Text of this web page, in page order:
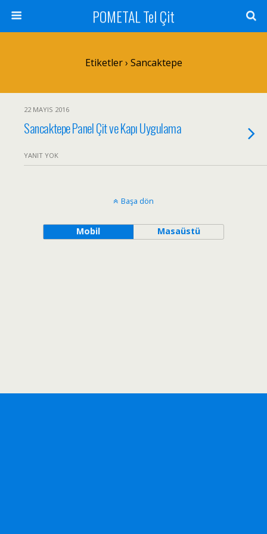
POMETAL Tel Çit
Etiketler › Sancaktepe
22 MAYIS 2016
Sancaktepe Panel Çit ve Kapı Uygulama
YANIT YOK
Başa dön
Mobil Masaüstü